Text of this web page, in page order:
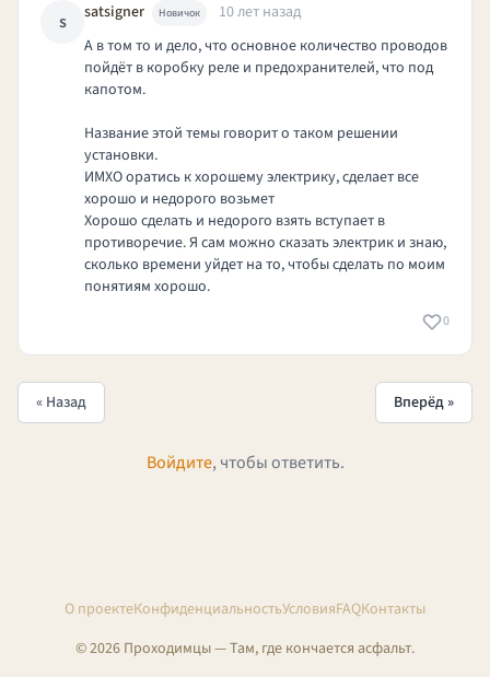
s satsigner Новичок
10 лет назад
А в том то и дело, что основное количество проводов
пойдёт в коробку реле и предохранителей, что под
капотом.
Название этой темы говорит о таком решении
установки.
ИМХО оратись к хорошему электрику, сделает все
хорошо и недорого возьмет
Хорошо сделать и недорого взять вступает в
противоречие. Я сам можно сказать электрик и знаю,
сколько времени уйдет на то, чтобы сделать по моим
понятиям хорошо.
0
« Назад Вперёд »
Войдите, чтобы ответить.
О проектеКонфиденциальностьУсловияFAQКонтакты
© 2026 Проходимцы — Там, где кончается асфальт.